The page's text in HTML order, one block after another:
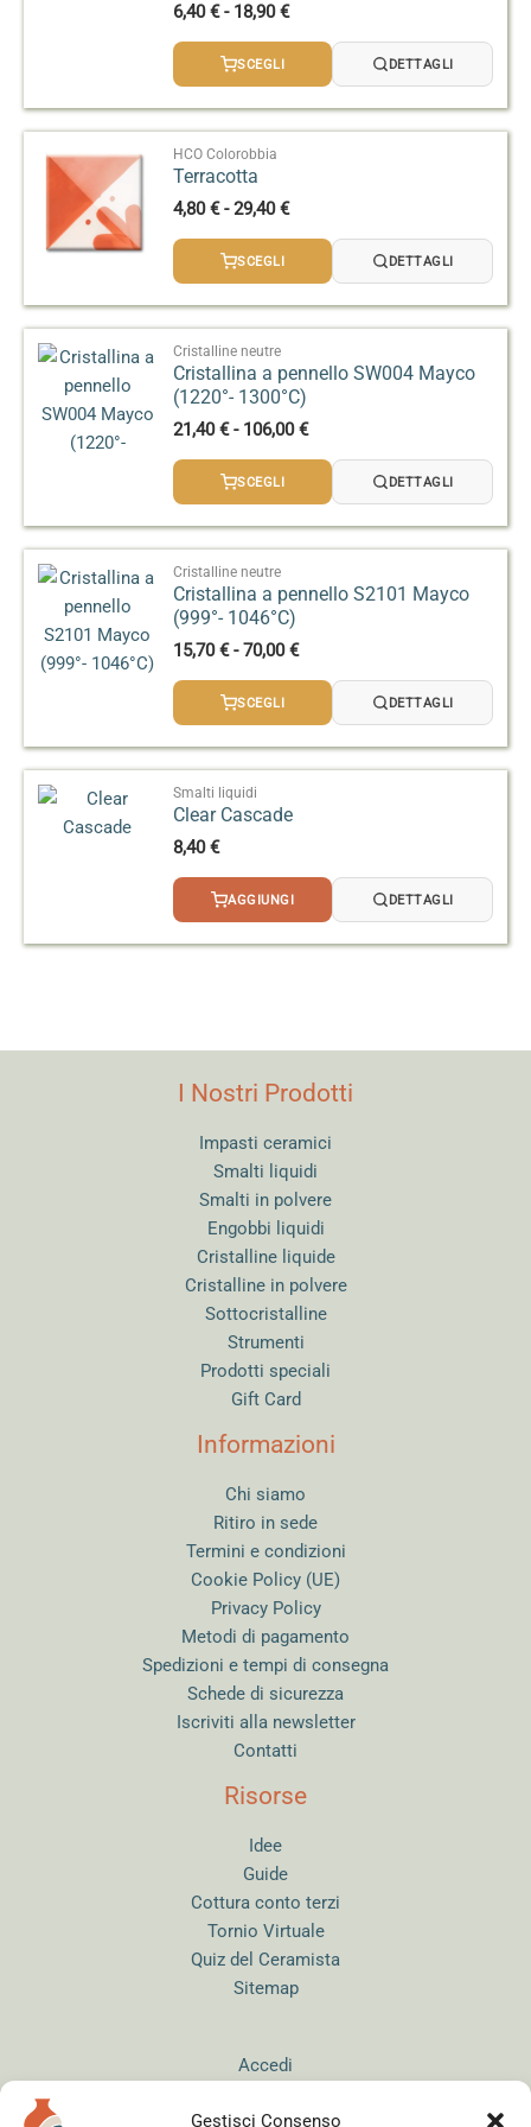
Gestisci Consenso
6,40€ - 18,90€Fascia
prezzo:
SCEGLI DETTAGLI
HCO Colorobbia
Terracotta
4,80€ - 29,40€Fascia
prezzo:
SCEGLI DETTAGLI
Cristalline neutre
Cristallina a pennello SW004 Mayco
(1220°- 1300°C)
21,40€ - 106,00€Fascia
prezzo:
SCEGLI DETTAGLI
Cristalline neutre
Cristallina a pennello S2101 Mayco
(999°- 1046°C)
15,70€ - 70,00€Fascia
prezzo:
SCEGLI DETTAGLI
Smalti liquidi
Clear Cascade
8,40€
AGGIUNGI DETTAGLI
I Nostri Prodotti
Impasti ceramici
Smalti liquidi
Smalti in polvere
Engobbi liquidi
Cristalline liquide
Cristalline in polvere
Sottocristalline
Strumenti
Prodotti speciali
Gift Card
Informazioni
Chi siamo
Ritiro in sede
Termini e condizioni
Cookie Policy (UE)
Privacy Policy
Metodi di pagamento
Spedizioni e tempi di consegna
Schede di sicurezza
Iscriviti alla newsletter
Contatti
Risorse
Idee
Guide
Cottura conto terzi
Tornio Virtuale
Quiz del Ceramista
Sitemap
Accedi